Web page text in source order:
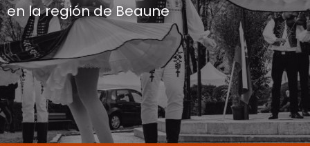
en la región de Beaune